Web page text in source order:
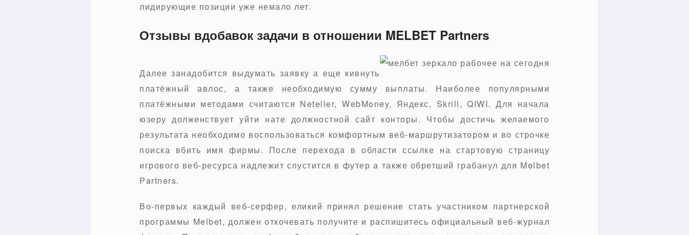
лидирующие позиции уже немало лет.
Отзывы вдобавок задачи в отношении MELBET Partners
Далее занадобится выдумать заявку а еще кивнуть
платёжный авлос, а также необходимую сумму выплаты. Наиболее популярными
платёжными методами считаются Neteller, WebMoney, Яндекс, Skrill, QIWI. Для начала
юзеру долженствует уйти нате должностной сайт конторы. Чтобы достичь желаемого
результата необходимо воспользоваться комфортным веб-маршрутизатором и во строчке
поиска вбить имя фирмы. После перехода в области ссылке на стартовую страницу
игрового веб-ресурса надлежит спустится в футер а также обретший грабанул для Melbet
Partners.
Во-первых каждый веб-серфер, еликий принял решение стать участником партнерской
программы Melbet, должен откочевать получите и распишитесь официальный веб-журнал